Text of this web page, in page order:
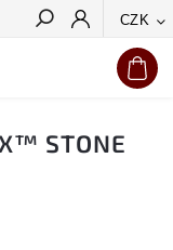
CZK
Hledat
STONE